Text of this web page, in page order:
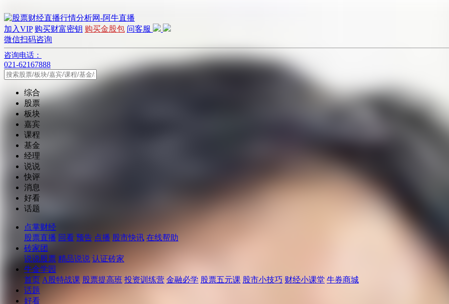
加入VIP 购买财富密钥 购买金股包 问客服
微信扫码咨询
咨询电话：
021-62167888
综合
股票
板块
嘉宾
课程
基金
经理
说说
快评
消息
好看
话题
点掌财经
股票直播 回看 预告 点播 股市快讯 在线帮助
砖家团
说说股票 精品说说 认证砖家
牛金学园
首页 A股特战课 股票提高班 投资训练营 金融必学 股票五元课 股市小技巧 财经小课堂 牛券商城
话题
好看